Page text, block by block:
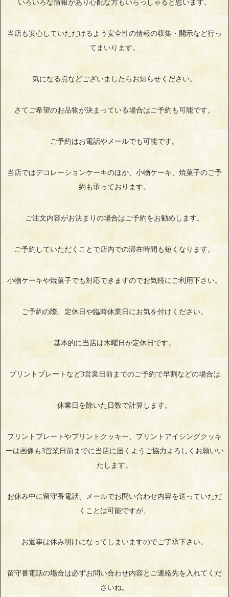
いろいろな情報があり心配な方もいらっしゃると思います。
当店も安心していただけるよう安全性の情報の収集・開示など行っ
てまいります。
気になる点などございましたらお知らせください。
さてご希望のお品物が決まっている場合はご予約も可能です。
ご予約はお電話やメールでも可能です。
当店ではデコレーションケーキのほか、小物ケーキ、焼菓子のご予
約も承っております。
ご注文内容がお決まりの場合はご予約をお勧めします。
ご予約していただくことで店内での滞在時間も短くなります。
小物ケーキや焼菓子でも対応できますのでお気軽にご利用下さい。
ご予約の際、定休日や臨時休業日にお気を付けください。
基本的に当店は木曜日が定休日です。
プリントプレートなど3営業日前までのご予約で早割などの場合は
休業日を除いた日数で計算します。
プリントプレートやプリントクッキー、プリントアイシングクッキ
ーは画像も3営業日前までに当店に届くようご協力よろしくお願いい
たします。
お休み中に留守番電話、メールでお問い合わせ内容を送っていただ
くことは可能ですが、
お返事は休み明けになってしまいますのでご了承下さい。
留守番電話の場合は必ずお問い合わせ内容とご連絡先を入れてくだ
さいね。